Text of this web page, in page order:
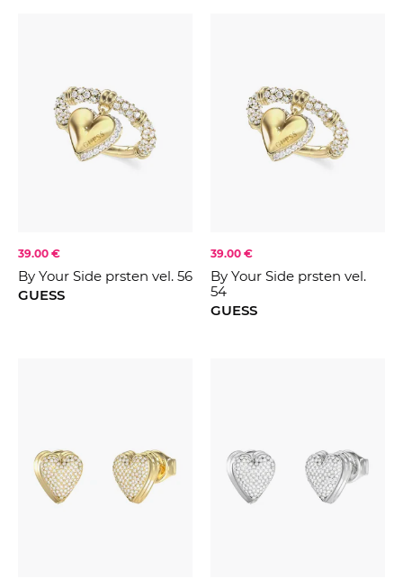
39.00 €
By Your Side prsten vel. 56
GUESS
39.00 €
By Your Side prsten vel.
54
GUESS